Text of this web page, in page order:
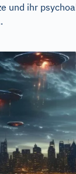
und ihr